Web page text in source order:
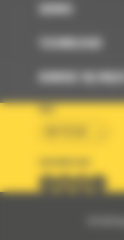
SERWIS
TECHNOLOGIE
DOWIEDZ SIĘ WIĘCEJ
KRAJ